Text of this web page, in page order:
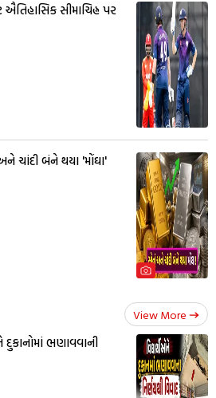
સીમાચિહ્ન પર
ચાંદી બંને થયા 'મોંઘા'
View More
દુકાનોમાં ભણાવવાની